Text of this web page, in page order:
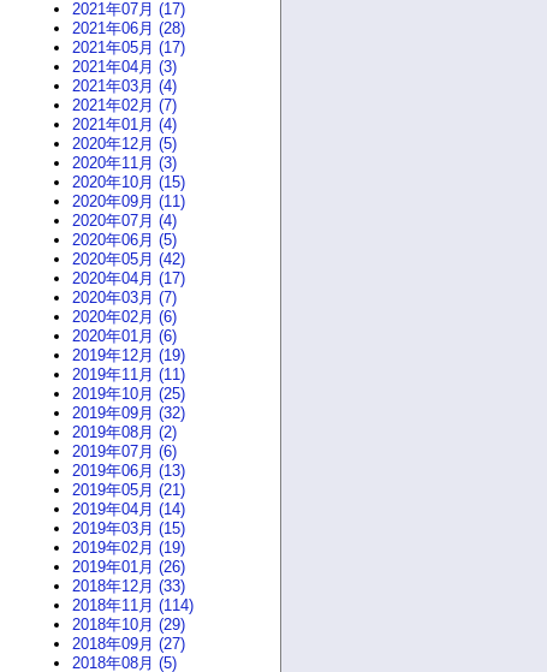
2021年07月 (17)
2021年06月 (28)
2021年05月 (17)
2021年04月 (3)
2021年03月 (4)
2021年02月 (7)
2021年01月 (4)
2020年12月 (5)
2020年11月 (3)
2020年10月 (15)
2020年09月 (11)
2020年07月 (4)
2020年06月 (5)
2020年05月 (42)
2020年04月 (17)
2020年03月 (7)
2020年02月 (6)
2020年01月 (6)
2019年12月 (19)
2019年11月 (11)
2019年10月 (25)
2019年09月 (32)
2019年08月 (2)
2019年07月 (6)
2019年06月 (13)
2019年05月 (21)
2019年04月 (14)
2019年03月 (15)
2019年02月 (19)
2019年01月 (26)
2018年12月 (33)
2018年11月 (114)
2018年10月 (29)
2018年09月 (27)
2018年08月 (5)